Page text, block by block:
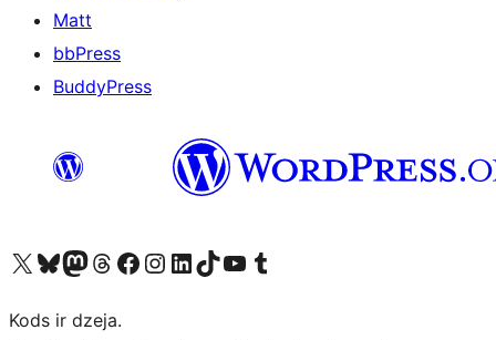
Matt
bbPress
BuddyPress
Apmeklējiet mūsu X (agrāk Twitter) kontu
Apmeklējiet mūsu Bluesky kontu
Apmeklējiet mūsu Mastodon kontu
Apmeklējiet mūsu Threads kontu
Apmeklējiet mūsu Facebook lapuApmeklējiet mūsu Instagram kontu
Apmeklējiet mūsu LinkedIn kontu
Apmeklējiet mūsu TikTok kontu
Apmeklējiet mūsu YouTube kanālu
Apmeklējiet mūsu Tumblr kontu
Kods ir dzeja.